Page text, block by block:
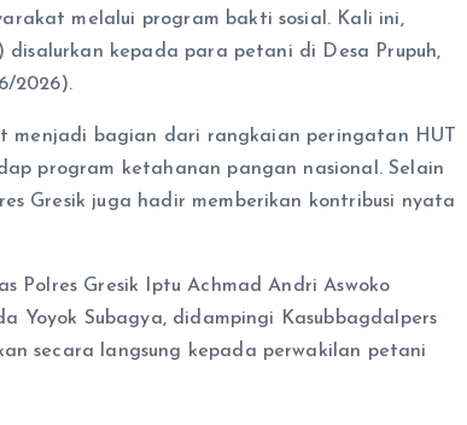
melalui program bakti sosial. Kali ini,
kepada para petani di Desa Prupuh,
2026).
menjadi bagian dari rangkaian peringatan HUT
program ketahanan pangan nasional. Selain
Gresik juga hadir memberikan kontribusi nyata
Polres Gresik Iptu Achmad Andri Aswoko
Yoyok Subagya, didampingi Kasubbagdalpers
secara langsung kepada perwakilan petani